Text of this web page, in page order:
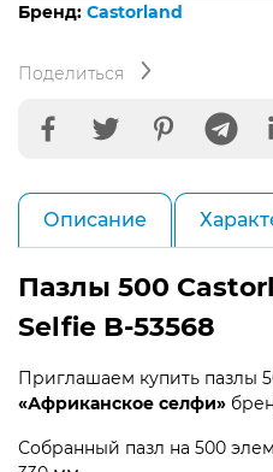
Бренд: Castorland
Поделиться
Описание
Пазлы 500
Selfie B-53568
Приглашаем купить пазлы
«Африканское селфи»
Собранный пазл на 500